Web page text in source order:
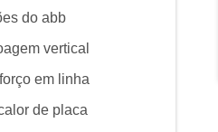
do abb
vertical
em linha
de placa